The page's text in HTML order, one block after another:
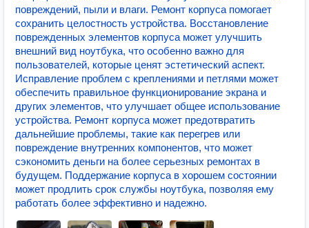
повреждений, пыли и влаги. Ремонт корпуса помогает
сохранить целостность устройства. Восстановление
поврежденных элементов корпуса может улучшить
внешний вид ноутбука, что особенно важно для
пользователей, которые ценят эстетический аспект.
Исправление проблем с креплениями и петлями может
обеспечить правильное функционирование экрана и
других элементов, что улучшает общее использование
устройства. Ремонт корпуса может предотвратить
дальнейшие проблемы, такие как перегрев или
повреждение внутренних компонентов, что может
сэкономить деньги на более серьезных ремонтах в
будущем. Поддержание корпуса в хорошем состоянии
может продлить срок службы ноутбука, позволяя ему
работать более эффективно и надежно.